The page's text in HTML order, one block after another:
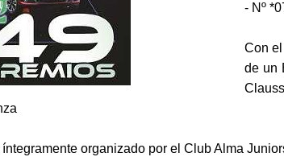
- Nº
Con
de un
organizado por el Club Alma